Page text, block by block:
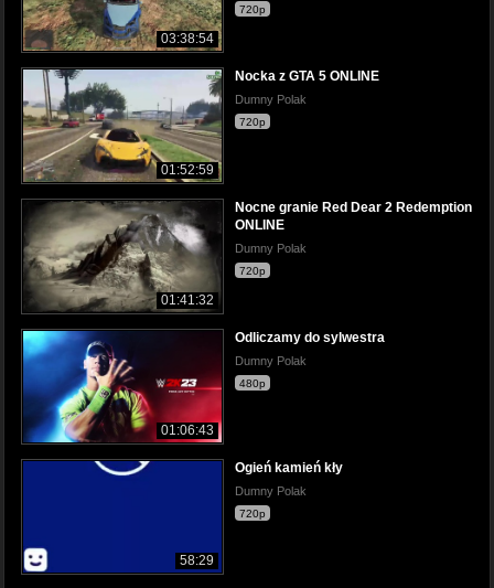
03:38:54
720p
01:52:59
Nocka z GTA 5 ONLINE
Dumny Polak
720p
01:41:32
Nocne granie Red Dear 2 Redemption
ONLINE
Dumny Polak
720p
01:06:43
Odliczamy do sylwestra
Dumny Polak
480p
58:29
Ogień kamień kły
Dumny Polak
720p